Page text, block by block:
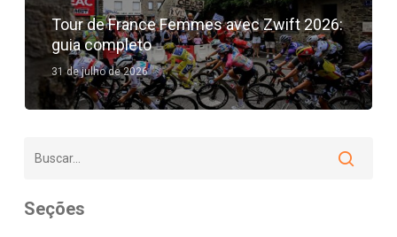
Tour de France Femmes avec Zwift 2026:
guia completo
31 de julho de 2026
Seções